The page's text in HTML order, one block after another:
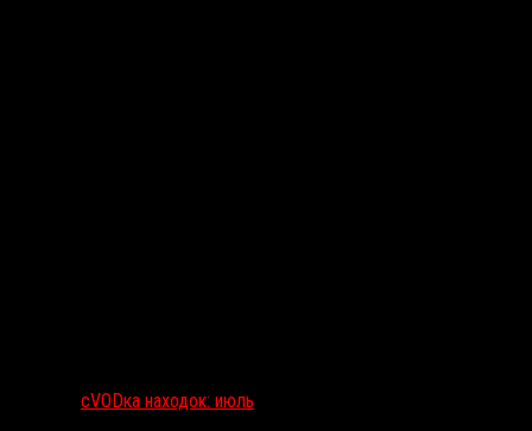
сVODка находок: июль